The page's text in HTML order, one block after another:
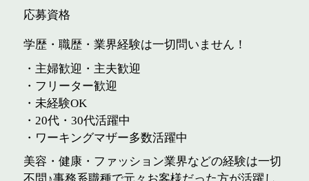
応募資格
学歴・職歴・業界経験は一切問いません！
・主婦歓迎・主夫歓迎
・フリーター歓迎
・未経験OK
・20代・30代活躍中
・ワーキングマザー多数活躍中
美容・健康・ファッション業界などの経験は一切